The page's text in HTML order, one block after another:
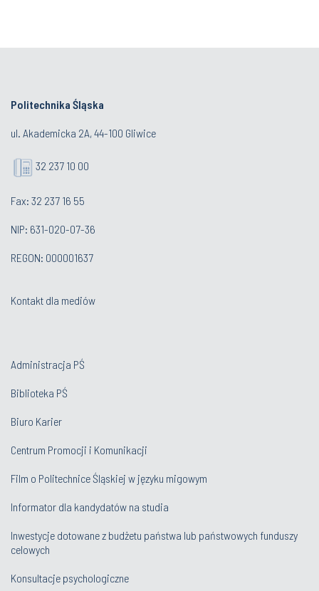
Politechnika Śląska
ul. Akademicka 2A, 44-100 Gliwice
32 237 10 00
Fax: 32 237 16 55
NIP: 631-020-07-36
REGON: 000001637
Kontakt dla mediów
Administracja PŚ
Biblioteka PŚ
Biuro Karier
Centrum Promocji i Komunikacji
Film o Politechnice Śląskiej w języku migowym
Informator dla kandydatów na studia
Inwestycje dotowane z budżetu państwa lub państwowych funduszy
celowych
Konsultacje psychologiczne